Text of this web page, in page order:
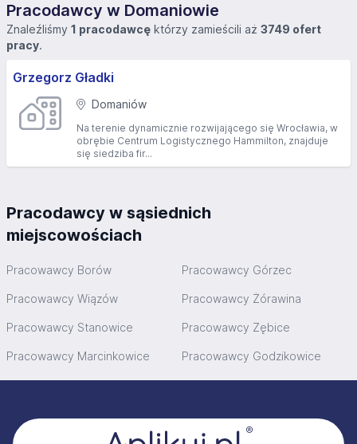
Pracodawcy w Domaniowie
Znaleźliśmy 1 pracodawcę którzy zamieścili aż 3749 ofert
pracy.
Grzegorz Gładki
Domaniów
Na terenie dynamicznie rozwijającego się Wrocławia, w
obrębie Centrum Logistycznego Hammilton, znajduje
się siedziba fir...
Pracodawcy w sąsiednich
miejscowościach
Pracowawcy Borów Pracowawcy Górzec
Pracowawcy Wiązów Pracowawcy Żórawina
Pracowawcy Stanowice Pracowawcy Zębice
Pracowawcy Marcinkowice Pracowawcy Godzikowice